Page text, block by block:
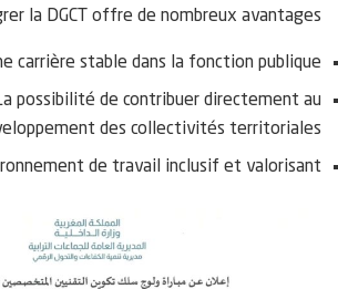
la DGCT offre de nombreux avantages :
carrière stable dans la fonction publique.
possibilité de contribuer directement au
des collectivités territoriales.
de travail inclusif et valorisant.